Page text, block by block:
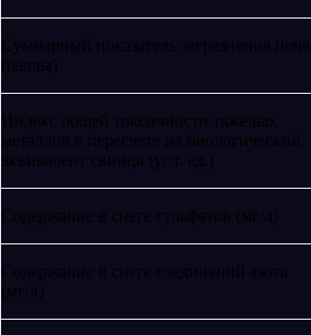
Суммарный показатель загрязнения почв
(баллы)
Индекс общей токсичности тяжелых
металлов в пересчете на биологический
эквивалент свинца (усл. ед.)
Содержание в снеге сульфатов (мг/л)
Содержание в снеге соединений азота
(мг/л)